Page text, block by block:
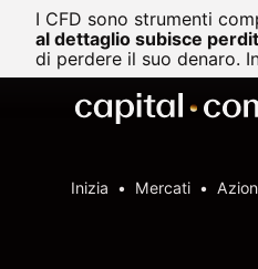
I CFD sono strumenti
al dettaglio subisce
di perdere il suo denaro.
Inizia Mercati